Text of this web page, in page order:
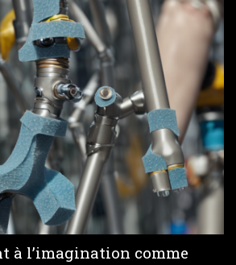
à l’imagination comme